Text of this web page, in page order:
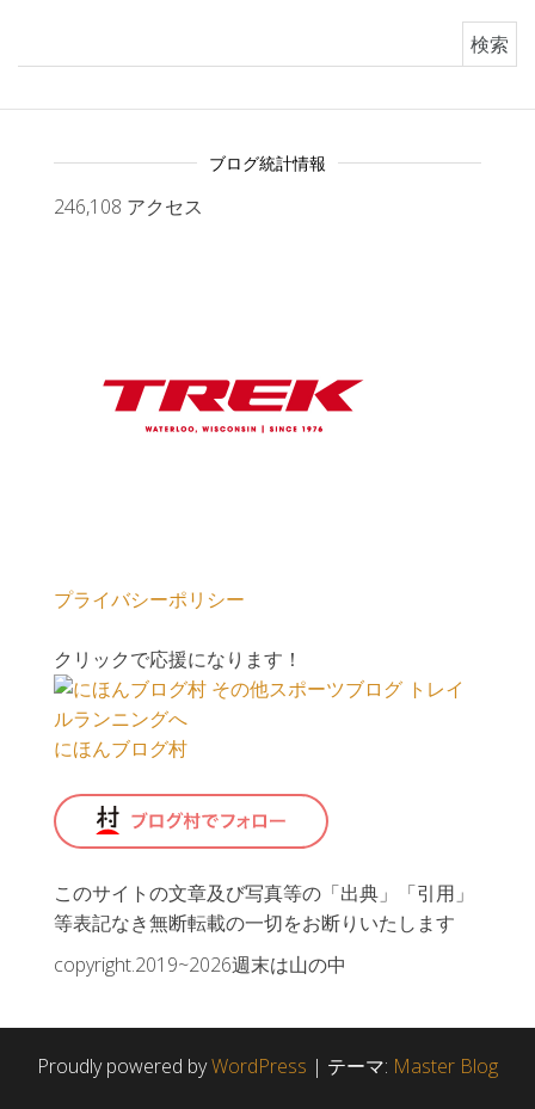
ブログ統計情報
246,108 アクセス
プライバシーポリシー
クリックで応援になります！
にほんブログ村
このサイトの文章及び写真等の「出典」「引用」
等表記なき無断転載の一切をお断りいたします
copyright.2019~2026週末は山の中
Proudly powered byWordPress | テーマ: Master Blog